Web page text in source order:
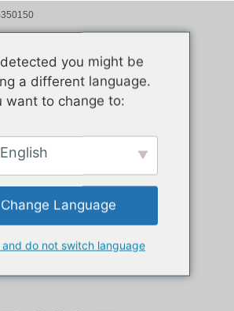
you might be
a different language.
want to change to:
English
Change Language
and do not switch language